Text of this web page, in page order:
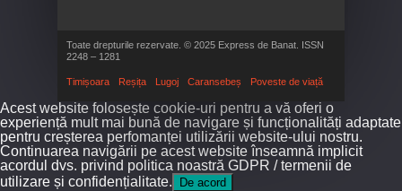
Toate drepturile rezervate. © 2025 Express de Banat. ISSN
2248 – 1281
Timișoara Reșița Lugoj Caransebeș Poveste de viață
Acest website folosește cookie-uri pentru a vă oferi o
experiență mult mai bună de navigare și funcționalități adaptate
pentru creșterea perfomanței utilizării website-ului nostru.
Continuarea navigării pe acest website înseamnă implicit
acordul dvs. privind politica noastră GDPR / termenii de
utilizare și confidențialitate.
De acord